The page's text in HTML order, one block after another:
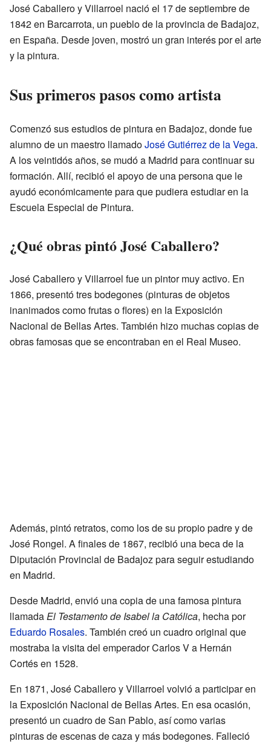
José Caballero y Villarroel nació el 17 de septiembre de
1842 en Barcarrota, un pueblo de la provincia de Badajoz,
en España. Desde joven, mostró un gran interés por el arte
y la pintura.
Sus primeros pasos como artista
Comenzó sus estudios de pintura en Badajoz, donde fue
alumno de un maestro llamadoJosé Gutiérrez de la Vega.
A los veintidós años, se mudó a Madrid para continuar su
formación. Allí, recibió el apoyo de una persona que le
ayudó económicamente para que pudiera estudiar en la
Escuela Especial de Pintura.
¿Qué obras pintó José Caballero?
José Caballero y Villarroel fue un pintor muy activo. En
1866, presentó tres bodegones (pinturas de objetos
inanimados como frutas o flores) en la Exposición
Nacional de Bellas Artes. También hizo muchas copias de
obras famosas que se encontraban en el Real Museo.
Además, pintó retratos, como los de su propio padre y de
José Rongel. A finales de 1867, recibió una beca de la
Diputación Provincial de Badajoz para seguir estudiando
en Madrid.
Desde Madrid, envió una copia de una famosa pintura
llamadaEl Testamento de Isabel la Católica, hecha por
Eduardo Rosales. También creó un cuadro original que
mostraba la visita del emperador Carlos V a Hernán
Cortés en 1528.
En 1871, José Caballero y Villarroel volvió a participar en
la Exposición Nacional de Bellas Artes. En esa ocasión,
presentó un cuadro de San Pablo, así como varias
pinturas de escenas de caza y más bodegones. Falleció